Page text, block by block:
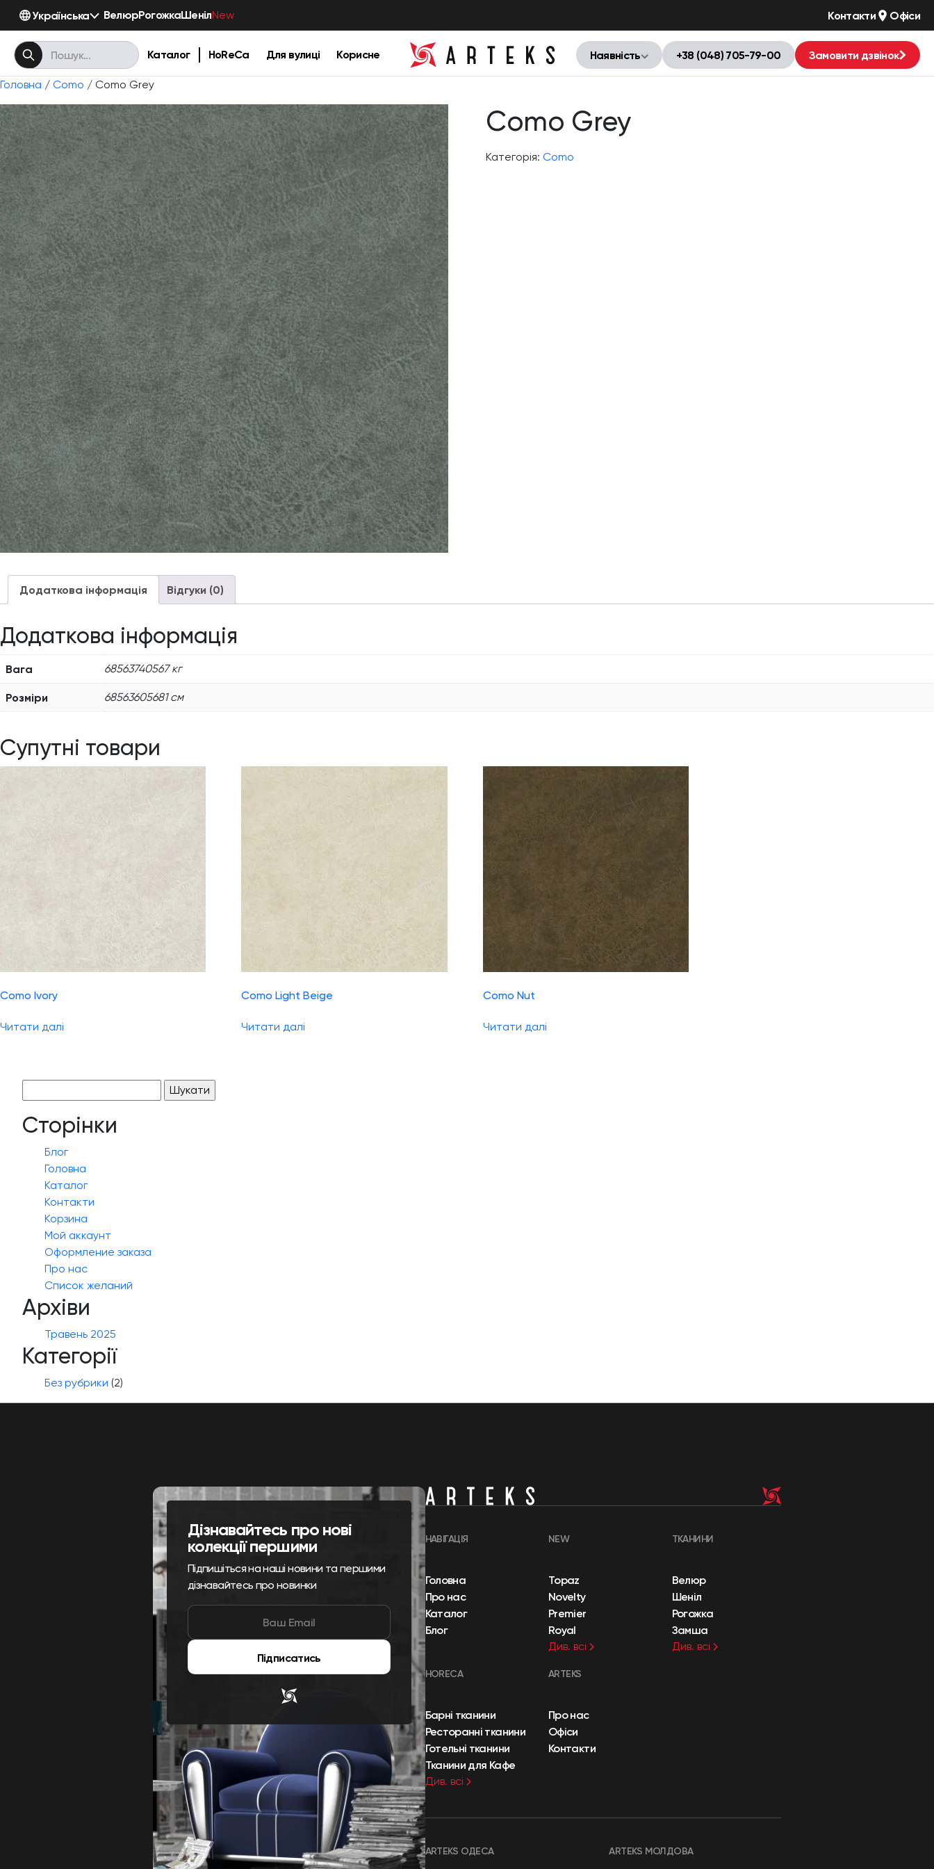
Українська ВелюрРогожкаШенілNew Контакти Офіси
Каталог HoReCa Для вулиці Корисне Наявність +38 (048) 705-79-00 Замовити дзвінок
Головна / Como / Como Grey
Como Grey
Категорія: Como
Додаткова інформація Відгуки (0)
Додаткова інформація
Вага 68563740567 кг
Розміри 68563605681 см
Супутні товари
Como Ivory
Читати далі
Como Light Beige
Читати далі
Como Nut
Читати далі
Сторінки
Блог
Головна
Каталог
Контакти
Корзина
Мой аккаунт
Оформление заказа
Про нас
Список желаний
Архіви
Травень 2025
Категорії
Без рубрики (2)
Дізнавайтесь про нові
колекції першими
Підпишіться на наші новини та першими
дізнавайтесь про новинки
Підписатись
НАВІГАЦІЯ
Головна
Про нас
Каталог
Блог
NEW
Topaz
Novelty
Premier
Royal
Див. всі
ТКАНИНИ
Велюр
Шеніл
Рогожка
Замша
Див. всі
HORECA
Барні тканини
Ресторанні тканини
Готельні тканини
Тканини для Кафе
Див. всі
ARTEKS
Про нас
Офіси
Контакти
ARTEKS ОДЕСА ARTEKS МОЛДОВА